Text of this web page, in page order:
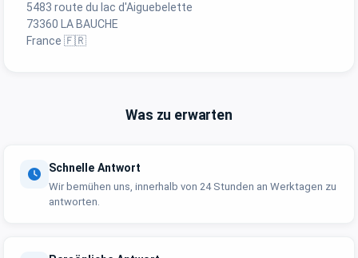
5483 route du lac d'Aiguebelette
73360 LA BAUCHE
France 🇫🇷
Was zu erwarten
Schnelle Antwort
Wir bemühen uns, innerhalb von 24 Stunden an Werktagen zu
antworten.